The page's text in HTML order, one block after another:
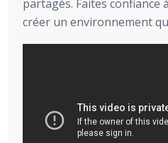
partagés. Faites confiance
créer un environnement